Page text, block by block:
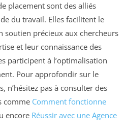
placement sont des alliés
du travail. Elles facilitent le
soutien précieux aux chercheurs
et leur connaissance des
participent à l’optimalisation
Pour approfondir sur le
n’hésitez pas à consulter des
comme Comment fonctionne
encore Réussir avec une Agence